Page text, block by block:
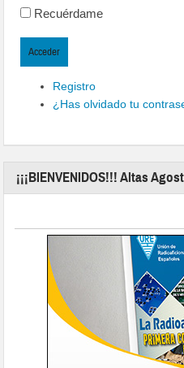
Recuérdame
Acceder
Registro
¿Has olvidado tu
¡¡¡BIENVENIDOS!!! Altas